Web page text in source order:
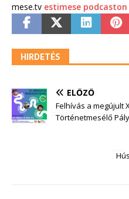
mese.tv estimese podcaston
HIRDETÉS
ELŐZŐ
Felhívás a megújult
Történetmesélő